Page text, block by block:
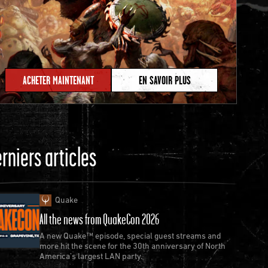
ACHETER MAINTENANT EN SAVOIR PLUS
articles
Quake
All the news from QuakeCon 2026
A new Quake™ episode, special guest streams and
more hit the scene for the 30th anniversary of North
America’s largest LAN party.